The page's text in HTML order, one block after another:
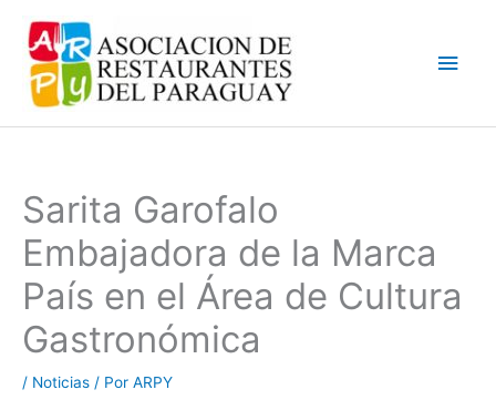
contenido
Sarita Garofalo
Embajadora de la Marca
País en el Área de Cultura
Gastronómica
/ Noticias / Por ARPY